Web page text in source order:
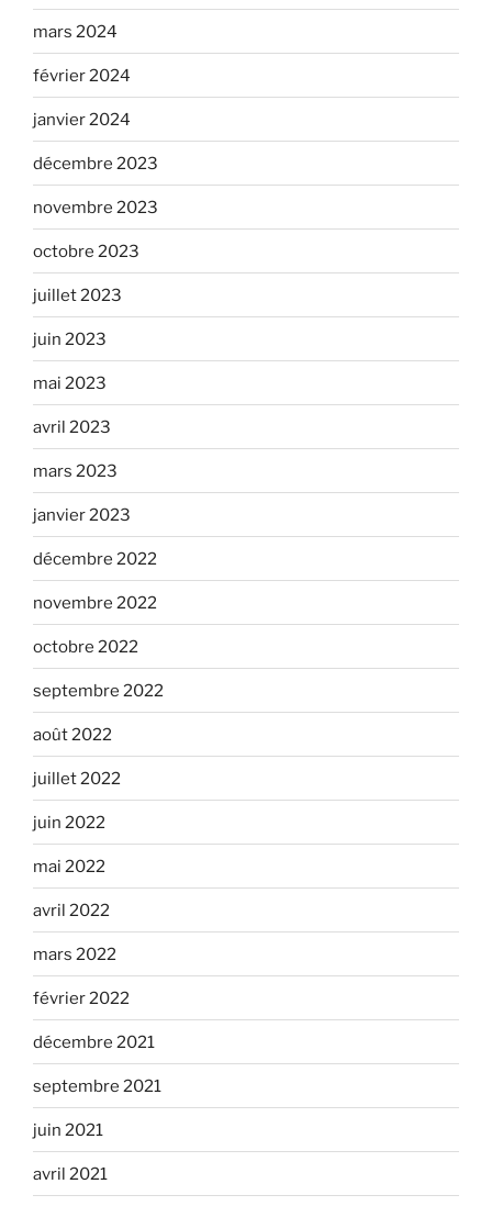
mars 2024
février 2024
janvier 2024
décembre 2023
novembre 2023
octobre 2023
juillet 2023
juin 2023
mai 2023
avril 2023
mars 2023
janvier 2023
décembre 2022
novembre 2022
octobre 2022
septembre 2022
août 2022
juillet 2022
juin 2022
mai 2022
avril 2022
mars 2022
février 2022
décembre 2021
septembre 2021
juin 2021
avril 2021